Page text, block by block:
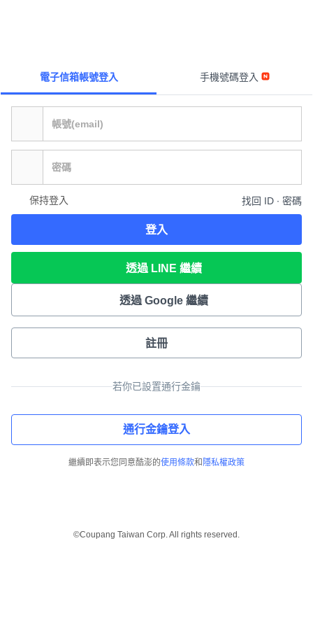
電子信箱帳號登入 手機號碼登入
保持登入 找回 ID ∙ 密碼
登入
透過 LINE 繼續
透過 Google 繼續
註冊
若你已設置通行金鑰
通行金鑰登入
繼續即表示您同意酷澎的使用條款和 隱私權政策
©Coupang Taiwan Corp. All rights reserved.